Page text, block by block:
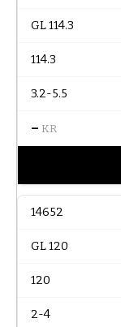
GL 114.3
114.3
3.2-5.5
– KR
14652
GL 120
120
2-4